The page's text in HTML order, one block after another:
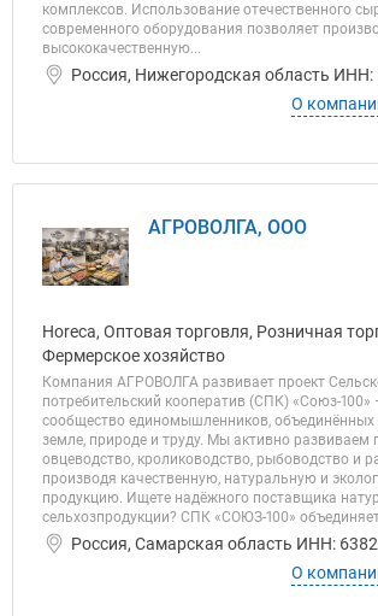
комплексов. Использование отечественного
современного оборудования позволяет
высококачественную...
Россия, Нижегородская область ИНН:
О
АГРОВОЛГА, ООО
Horeca, Оптовая торговля, Розничная
Фермерское хозяйство
Компания АГРОВОЛГА развивает проект
потребительский кооператив (СПК) «Союз‑100»
сообщество единомышленников,
земле, природе и труду. Мы активно развиваем
овцеводство, кролиководство, рыбоводство и
производя качественную, натуральную и
продукцию. Ищете надёжного поставщика
сельхозпродукции? СПК «СОЮЗ‑100»
Россия, Самарская область ИНН:
О